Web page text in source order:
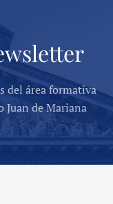
del área formativa
de Mariana